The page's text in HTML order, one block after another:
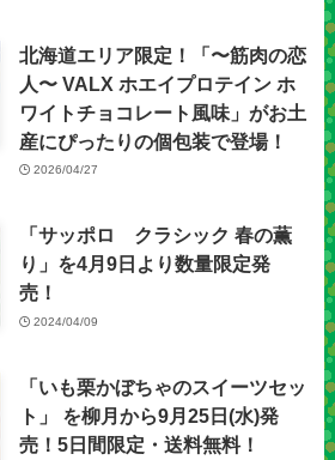
北海道エリア限定！「〜筋肉の恋
人〜 VALX ホエイプロテイン ホ
ワイトチョコレート風味」がお土
産にぴったりの個包装で登場！
2026/04/27
「サッポロ クラシック 春の薫
り」を4月9日より数量限定発
売！
2024/04/09
「いも栗かぼちゃのスイーツセッ
ト」 を柳月から9月25日(水)発
売！5日間限定・送料無料！